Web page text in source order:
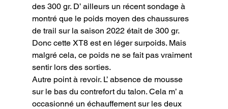
des 300 gr. D’ ailleurs un récent sondage à
montré que le poids moyen des chaussures
de trail sur la saison 2022 était de 300 gr.
Donc cette XT8 est en léger surpoids. Mais
malgré cela, ce poids ne se fait pas vraiment
sentir lors des sorties.
Autre point à revoir. L’ absence de mousse
sur le bas du contrefort du talon. Cela m’ a
occasionné un échauffement sur les deux